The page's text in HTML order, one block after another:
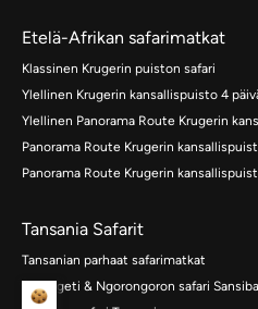
Etelä-Afrikan safarimatkat
Klassinen Krugerin puiston safari
Ylellinen Krugerin kansallispuisto 4
Ylellinen Panorama Route Krugerin
Panorama Route Krugerin
Panorama Route Krugerin
Tansania Safarit
Tansanian parhaat safarimatkat
Serengeti & Ngorongoron safari